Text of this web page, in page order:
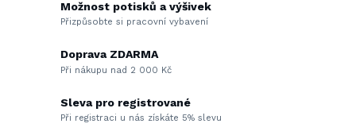
Možnost potisků a výšivek
Přizpůsobte si pracovní vybavení
Doprava ZDARMA
Při nákupu nad 2 000 Kč
Sleva pro registrované
Při registraci u nás získáte 5% slevu